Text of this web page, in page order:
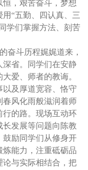
，艰苦奋斗，梦想
“五勤、四认真、三
学们掌握方法、刻苦
奋斗历程娓娓道来，
深省。同学们在安静
爱、师者的教诲。
以及厚道宽容、恪守
风化雨般滋润着师
的路。现场互动环
发展等问题向陈教
鼓励同学们从修身开
能力，注重砥砺品
论与实际相结合，把